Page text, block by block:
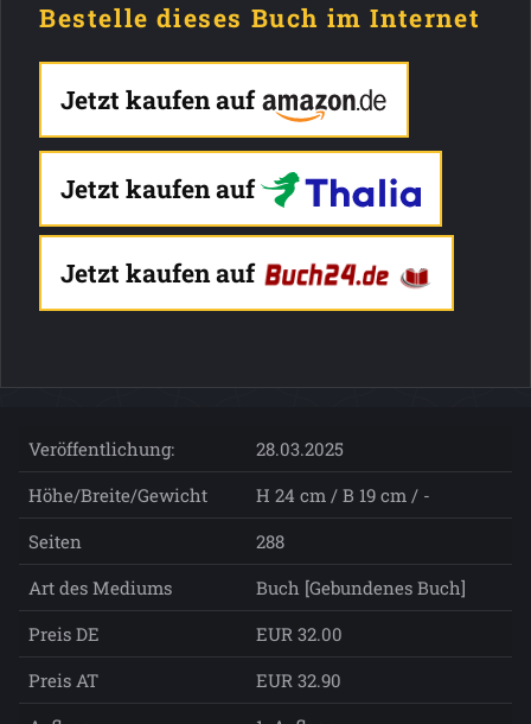
Bestelle dieses Buch im Internet
Jetzt kaufen auf
Jetzt kaufen auf
Jetzt kaufen auf
Veröffentlichung:
28.03.2025
Höhe/Breite/Gewicht
H 24 cm / B 19 cm / -
Seiten
288
Art des Mediums
Buch [Gebundenes Buch]
Preis DE
EUR 32.00
Preis AT
EUR 32.90